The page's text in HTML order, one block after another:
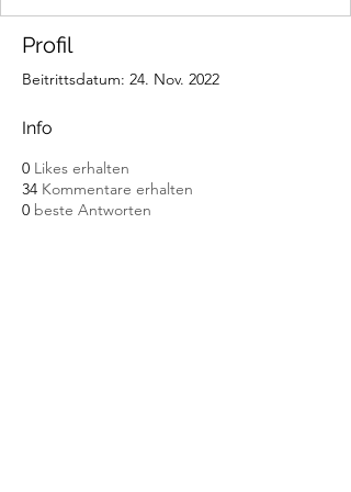
Profil
Beitrittsdatum: 24. Nov. 2022
Info
0 Likes erhalten
34 Kommentare erhalten
0 beste Antworten